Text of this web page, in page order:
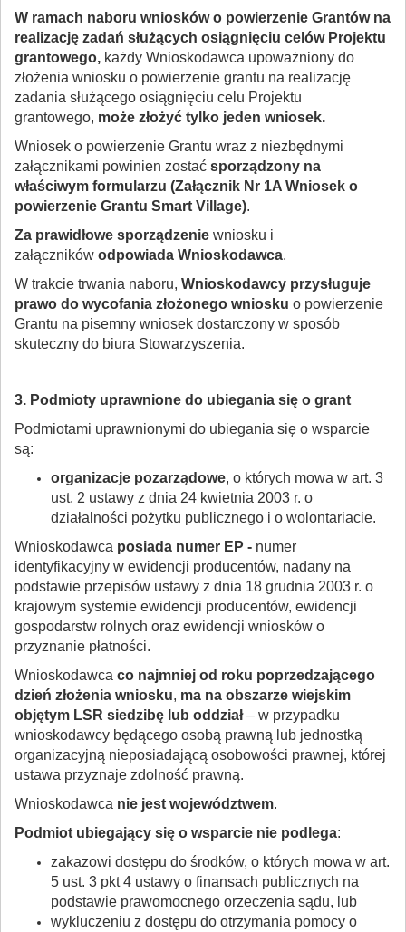
W ramach naboru wniosków o powierzenie Grantów na
realizację zadań służących osiągnięciu celów Projektu
grantowego, każdy Wnioskodawca upoważniony do
złożenia wniosku o powierzenie grantu na realizację
zadania służącego osiągnięciu celu Projektu
grantowego, może złożyć tylko jeden wniosek.
Wniosek o powierzenie Grantu wraz z niezbędnymi
załącznikami powinien zostać sporządzony na
właściwym formularzu (Załącznik Nr 1A Wniosek o
powierzenie Grantu Smart Village).
Za prawidłowe sporządzenie wniosku i
załączników odpowiada Wnioskodawca.
W trakcie trwania naboru, Wnioskodawcy przysługuje
prawo do wycofania złożonego wniosku o powierzenie
Grantu na pisemny wniosek dostarczony w sposób
skuteczny do biura Stowarzyszenia.
3. Podmioty uprawnione do ubiegania się o grant
Podmiotami uprawnionymi do ubiegania się o wsparcie
są:
organizacje pozarządowe, o których mowa w art. 3
ust. 2 ustawy z dnia 24 kwietnia 2003 r. o
działalności pożytku publicznego i o wolontariacie.
​Wnioskodawca posiada numer EP - numer
identyfikacyjny w ewidencji producentów, nadany na
podstawie przepisów ustawy z dnia 18 grudnia 2003 r. o
krajowym systemie ewidencji producentów, ewidencji
gospodarstw rolnych oraz ewidencji wniosków o
przyznanie płatności.
Wnioskodawca co najmniej od roku poprzedzającego
dzień złożenia wniosku, ma na obszarze wiejskim
objętym LSR siedzibę lub oddział– w przypadku
wnioskodawcy będącego osobą prawną lub jednostką
organizacyjną nieposiadającą osobowości prawnej, której
ustawa przyznaje zdolność prawną.
Wnioskodawca nie jest województwem.
Podmiot ubiegający się o wsparcie nie podlega:
zakazowi dostępu do środków, o których mowa w art.
5 ust. 3 pkt 4 ustawy o finansach publicznych na
podstawie prawomocnego orzeczenia sądu, lub
wykluczeniu z dostępu do otrzymania pomocy o